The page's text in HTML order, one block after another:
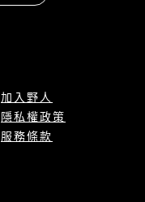
加入野人
隱私權政策
服務條款